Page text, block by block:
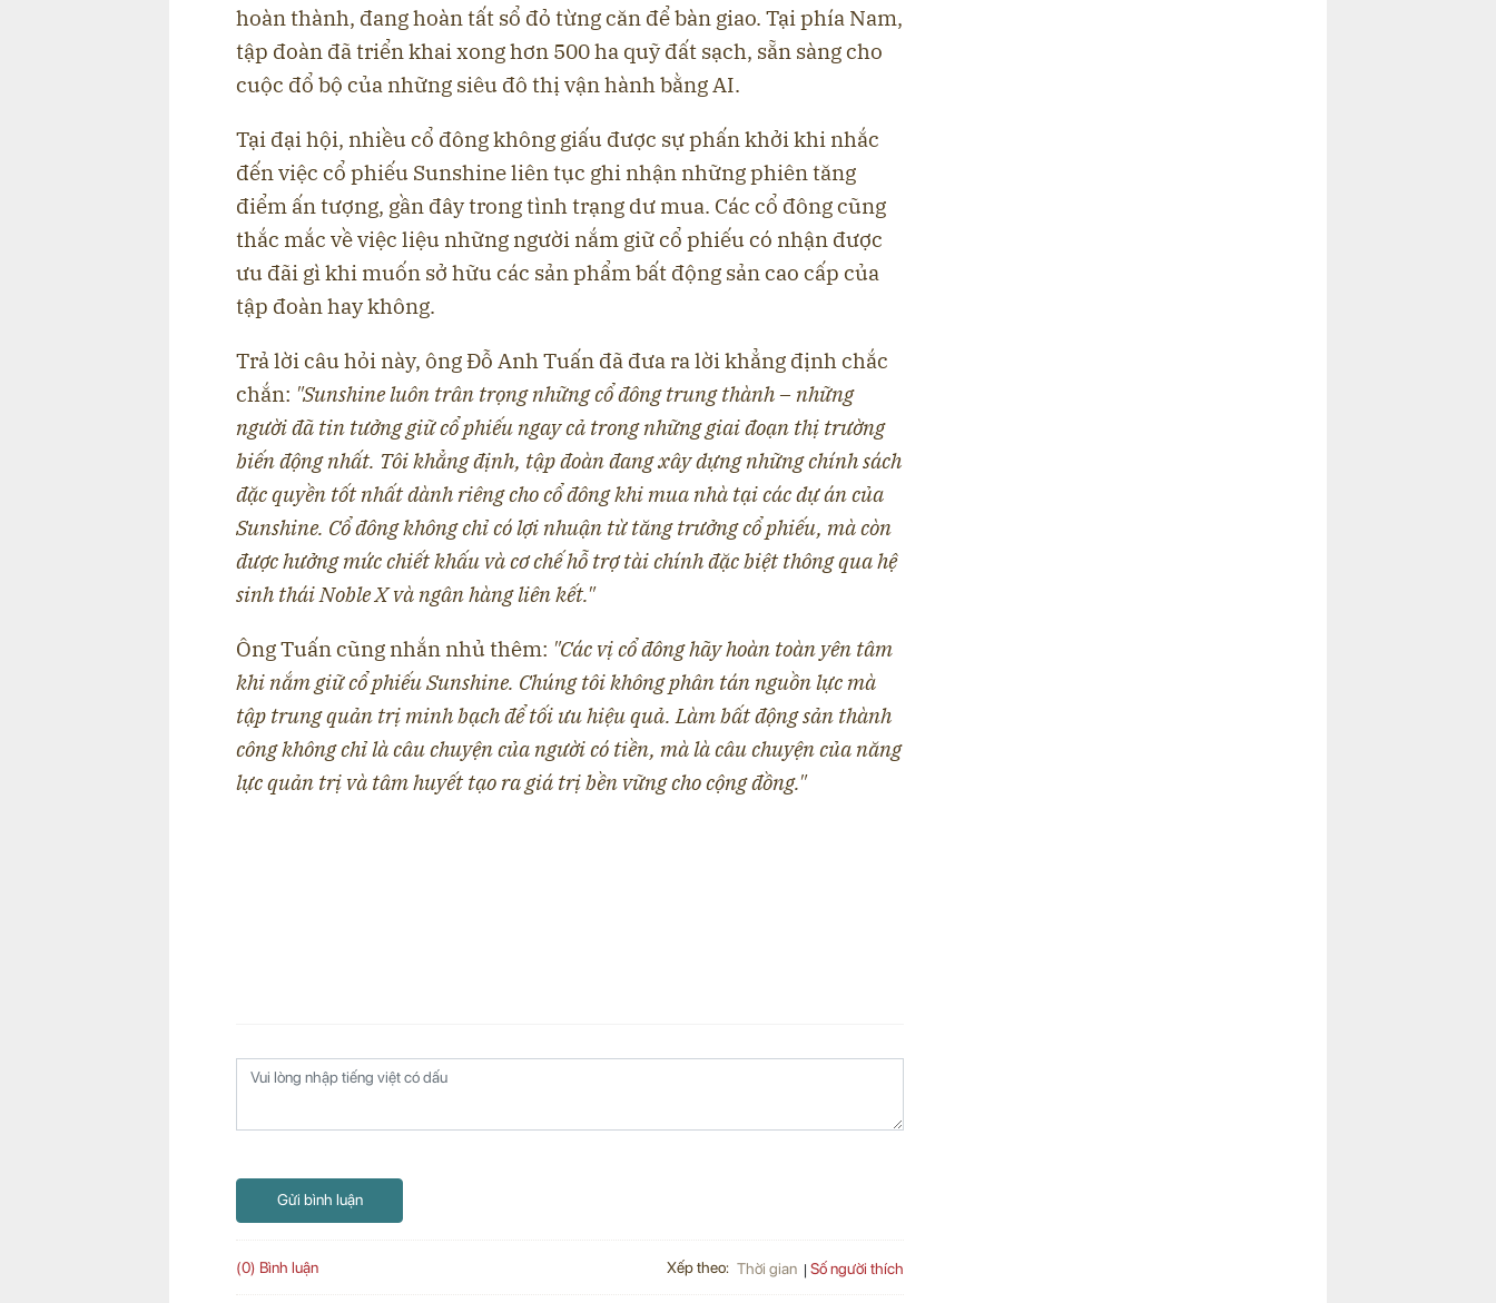
hoàn thành, đang hoàn tất sổ đỏ từng căn để bàn giao. Tại phía Nam,
tập đoàn đã triển khai xong hơn 500 ha quỹ đất sạch, sẵn sàng cho
cuộc đổ bộ của những siêu đô thị vận hành bằng AI.
Tại đại hội, nhiều cổ đông không giấu được sự phấn khởi khi nhắc
đến việc cổ phiếu Sunshine liên tục ghi nhận những phiên tăng
điểm ấn tượng, gần đây trong tình trạng dư mua. Các cổ đông cũng
thắc mắc về việc liệu những người nắm giữ cổ phiếu có nhận được
ưu đãi gì khi muốn sở hữu các sản phẩm bất động sản cao cấp của
tập đoàn hay không.
Trả lời câu hỏi này, ông Đỗ Anh Tuấn đã đưa ra lời khẳng định chắc
chắn: "Sunshine luôn trân trọng những cổ đông trung thành – những
người đã tin tưởng giữ cổ phiếu ngay cả trong những giai đoạn thị trường
biến động nhất. Tôi khẳng định, tập đoàn đang xây dựng những chính sách
đặc quyền tốt nhất dành riêng cho cổ đông khi mua nhà tại các dự án của
Sunshine. Cổ đông không chỉ có lợi nhuận từ tăng trưởng cổ phiếu, mà còn
được hưởng mức chiết khấu và cơ chế hỗ trợ tài chính đặc biệt thông qua hệ
sinh thái Noble X và ngân hàng liên kết."
Ông Tuấn cũng nhắn nhủ thêm: "Các vị cổ đông hãy hoàn toàn yên tâm
khi nắm giữ cổ phiếu Sunshine. Chúng tôi không phân tán nguồn lực mà
tập trung quản trị minh bạch để tối ưu hiệu quả. Làm bất động sản thành
công không chỉ là câu chuyện của người có tiền, mà là câu chuyện của năng
lực quản trị và tâm huyết tạo ra giá trị bền vững cho cộng đồng."
Gửi bình luận
(0) Bình luận Xếp theo: Thời gian Số người thích